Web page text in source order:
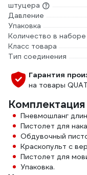
штуцера
Давление
Упаковка
Количество в наборе
Класс товара
Тип соединения
Гарантия
на товары
Комплектация
Пневмошланг
Пистолет для
Обдувочный
Краскопульт с
Пистолет для
Упаковка.